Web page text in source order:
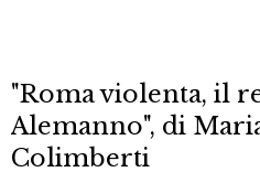
"Roma violenta, il
Alemanno", di
Colimberti